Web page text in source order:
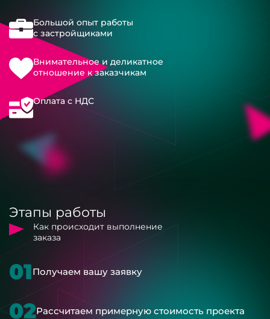
Большой опыт работы
с застройщиками
Внимательное и деликатное
отношение к заказчикам
Оплата с НДС
Этапы работы
Как происходит выполнение
заказа
01Получаем вашу заявку
02Рассчитаем примерную стоимость проекта